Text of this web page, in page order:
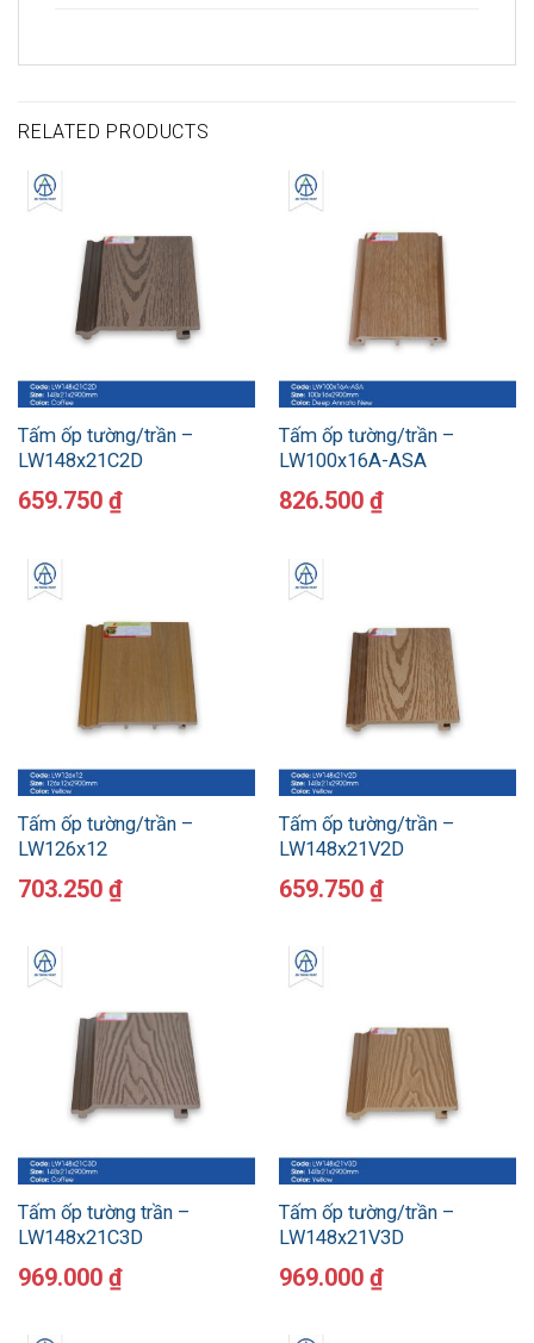
RELATED PRODUCTS
Tấm ốp tường/trần –
LW148x21C2D
659.750 ₫
Tấm ốp tường/trần –
LW100x16A-ASA
826.500 ₫
Tấm ốp tường/trần –
LW126x12
703.250 ₫
Tấm ốp tường/trần –
LW148x21V2D
659.750 ₫
Tấm ốp tường trần –
LW148x21C3D
969.000 ₫
Tấm ốp tường/trần –
LW148x21V3D
969.000 ₫